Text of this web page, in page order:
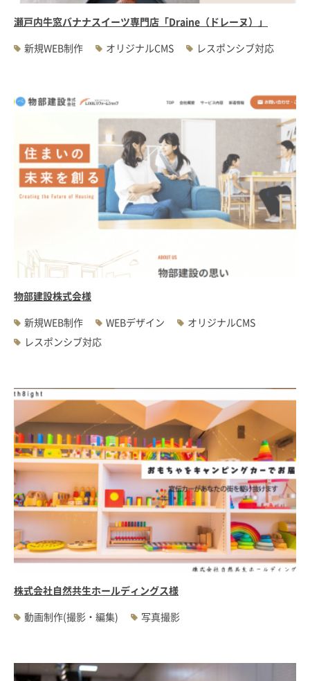
瀬戸内牛窓バナナスイーツ専門店「Draine（ドレーヌ）」
新規WEB制作
オリジナルCMS レスポンシブ対応
物部建設株式会様
新規WEB制作
WEBデザイン
オリジナルCMS
レスポンシブ対応
株式会社自然共生ホールディングス様
動画制作(撮影・編集)
写真撮影